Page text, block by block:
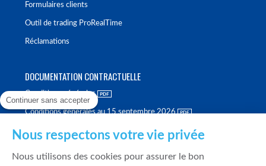
Formulaires clients
Outil de trading ProRealTime
Réclamations
DOCUMENTATION CONTRACTUELLE
Conditions générales
Conditions générales au 15 septembre 2026
Continuer sans accepter
Nous respectons votre vie privée
Nous utilisons des cookies pour assurer le bon